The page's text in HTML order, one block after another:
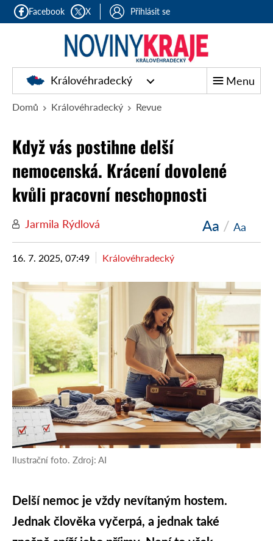
Facebook X Přihlásit se
Královéhradecký Menu
Domů Královéhradecký Revue
Když vás postihne delší
nemocenská. Krácení dovolené
kvůli pracovní neschopnosti
Jarmila Rýdlová Aa / Aa
16. 7. 2025, 07:49 Královéhradecký
Ilustrační foto. Zdroj: AI
Delší nemoc je vždy nevítaným hostem.
Jednak člověka vyčerpá, a jednak také